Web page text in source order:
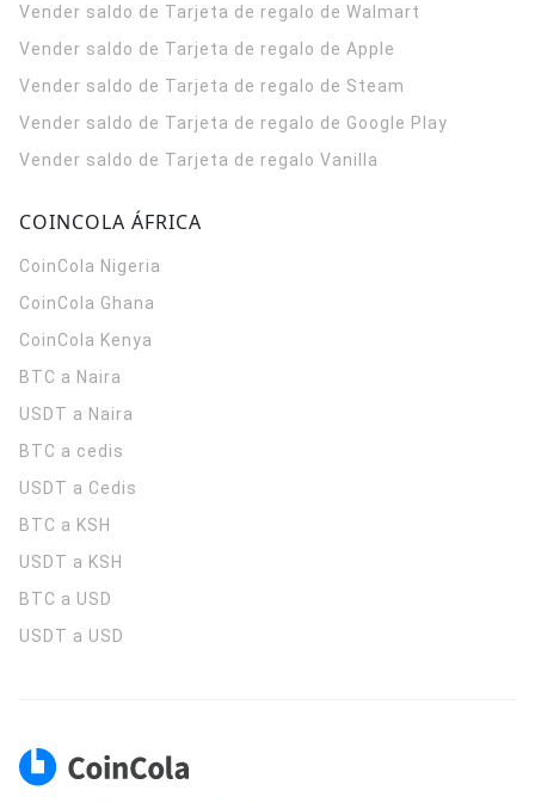
Vender saldo de Tarjeta de regalo de Walmart
Vender saldo de Tarjeta de regalo de Apple
Vender saldo de Tarjeta de regalo de Steam
Vender saldo de Tarjeta de regalo de Google Play
Vender saldo de Tarjeta de regalo Vanilla
COINCOLA ÁFRICA
CoinCola Nigeria
CoinCola Ghana
CoinCola Kenya
BTC a Naira
USDT a Naira
BTC a cedis
USDT a Cedis
BTC a KSH
USDT a KSH
BTC a USD
USDT a USD